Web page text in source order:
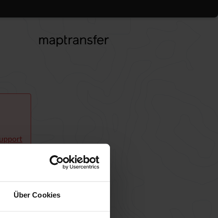
Über Cookies